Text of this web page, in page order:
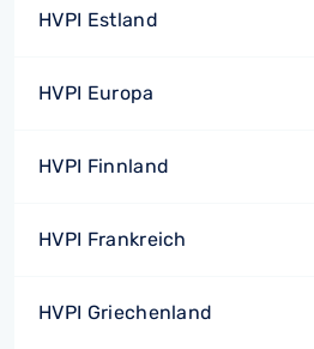
HVPI Estland
HVPI Europa
HVPI Finnland
HVPI Frankreich
HVPI Griechenland